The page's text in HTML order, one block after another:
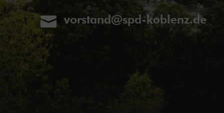
 vorstand@spd-koblenz.de